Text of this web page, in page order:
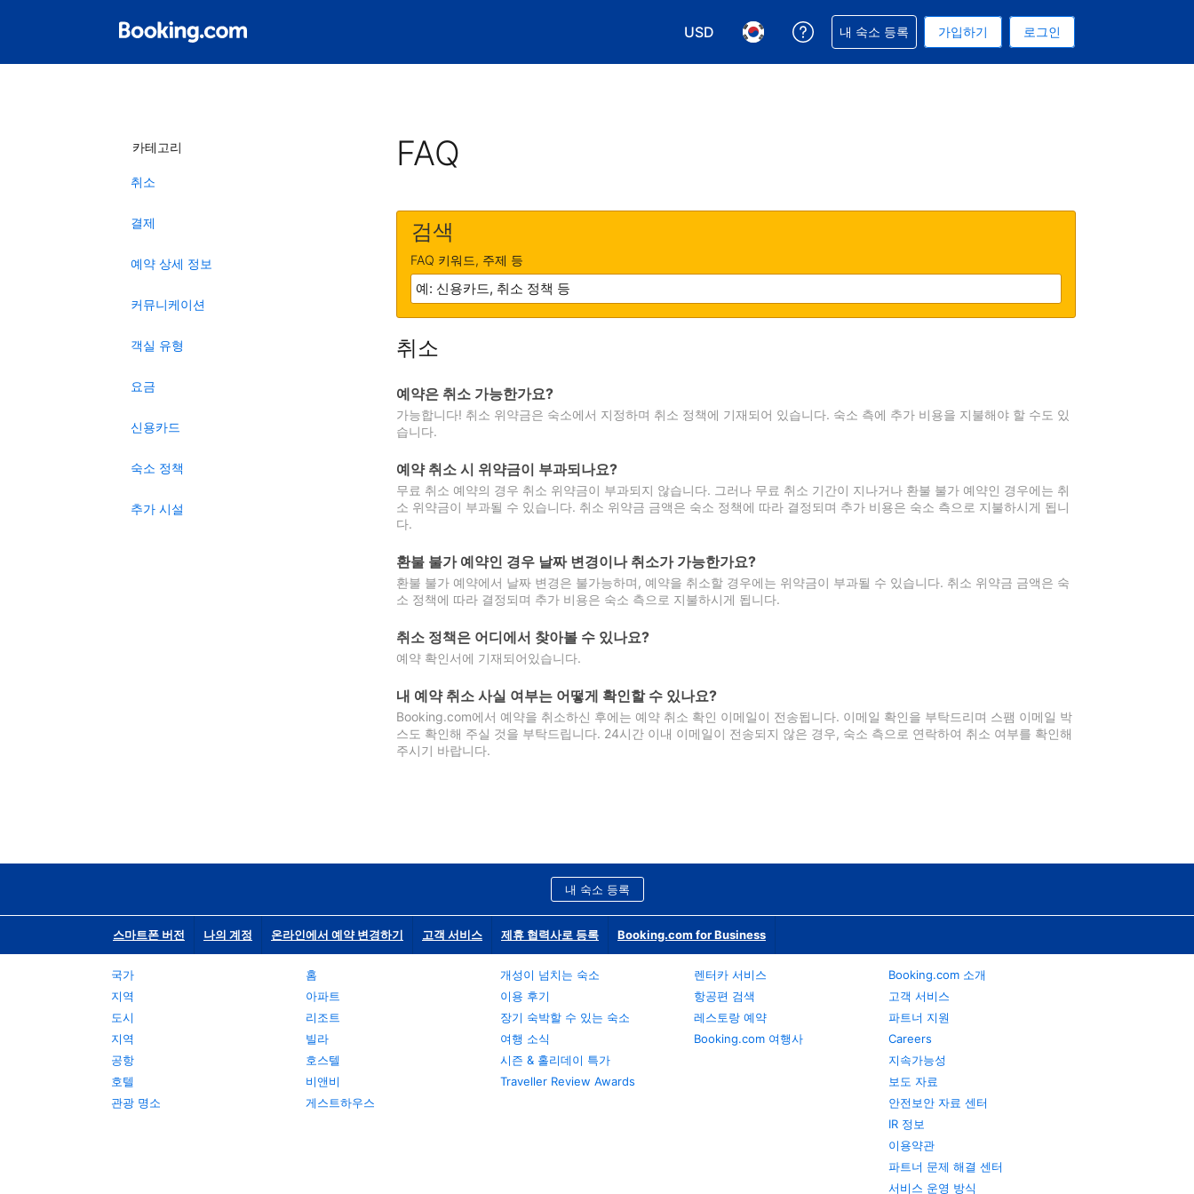
USD
통화 선택. 현재 선택된 통화는 미국 달러입니다
언어 선택. 현재 선택된 언어는 한국어입니다
예약과 관련해 도움을 받으실 수 있습니다
내 숙소 등록 가입하기 로그인
카테고리
취소
결제
예약 상세 정보
커뮤니케이션
객실 유형
요금
신용카드
숙소 정책
추가 시설
FAQ
검색
FAQ 키워드, 주제 등
취소
예약은 취소 가능한가요?
가능합니다! 취소 위약금은 숙소에서 지정하며 취소 정책에 기재되어 있습니다. 숙소 측에 추가 비용을 지불해야 할 수도 있
습니다.
예약 취소 시 위약금이 부과되나요?
무료 취소 예약의 경우 취소 위약금이 부과되지 않습니다. 그러나 무료 취소 기간이 지나거나 환불 불가 예약인 경우에는 취
소 위약금이 부과될 수 있습니다. 취소 위약금 금액은 숙소 정책에 따라 결정되며 추가 비용은 숙소 측으로 지불하시게 됩니
다.
환불 불가 예약인 경우 날짜 변경이나 취소가 가능한가요?
환불 불가 예약에서 날짜 변경은 불가능하며, 예약을 취소할 경우에는 위약금이 부과될 수 있습니다. 취소 위약금 금액은 숙
소 정책에 따라 결정되며 추가 비용은 숙소 측으로 지불하시게 됩니다.
취소 정책은 어디에서 찾아볼 수 있나요?
예약 확인서에 기재되어있습니다.
내 예약 취소 사실 여부는 어떻게 확인할 수 있나요?
Booking.com에서 예약을 취소하신 후에는 예약 취소 확인 이메일이 전송됩니다. 이메일 확인을 부탁드리며 스팸 이메일 박
스도 확인해 주실 것을 부탁드립니다. 24시간 이내 이메일이 전송되지 않은 경우, 숙소 측으로 연락하여 취소 여부를 확인해
주시기 바랍니다.
내 숙소 등록
스마트폰 버전 나의 계정 온라인에서 예약 변경하기 고객 서비스 제휴 협력사로 등록 Booking.com for Business
국가
지역
도시
지역
공항
호텔
관광 명소
홈
아파트
리조트
빌라
호스텔
비앤비
게스트하우스
개성이 넘치는 숙소
이용 후기
장기 숙박할 수 있는 숙소
여행 소식
시즌 & 홀리데이 특가
Traveller Review Awards
렌터카 서비스
항공편 검색
레스토랑 예약
Booking.com 여행사
Booking.com 소개
고객 서비스
파트너 지원
Careers
지속가능성
보도 자료
안전보안 자료 센터
IR 정보
이용약관
파트너 문제 해결 센터
서비스 운영 방식